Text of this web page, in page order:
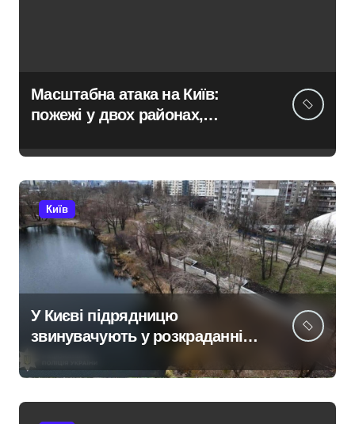
Масштабна атака на Київ:
пожежі у двох районах,
Київ
У Києві підрядницю
звинувачують у розкраданні
під час ремонту зони
«Вербне»